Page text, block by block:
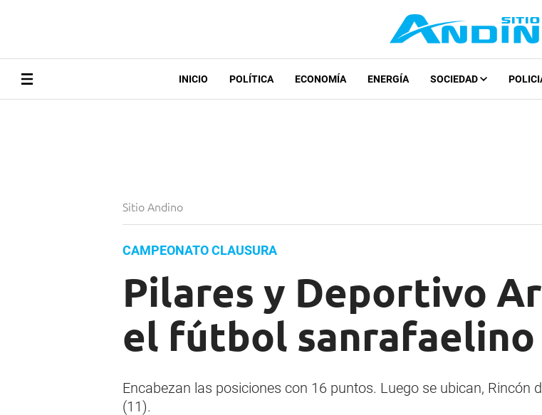
INICIO POLÍTICA ECONOMÍA ENERGÍA SOCIEDAD
Sitio Andino
CAMPEONATO CLAUSURA
Pilares y Deportivo
el fútbol sanrafaelino
Encabezan las posiciones con 16 puntos. Luego se ubican, Rincón
(11).